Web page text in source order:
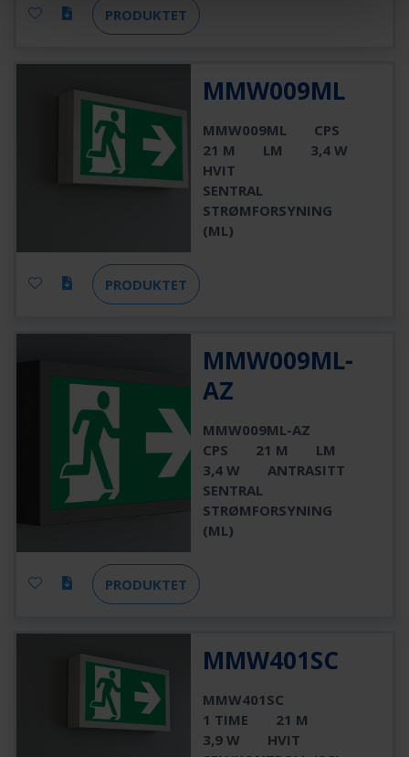
PRODUKTET
MMW009ML
MMW009ML
CPS
21 M
LM
3,4 W
HVIT
SENTRAL
STRØMFORSYNING
(ML)
PRODUKTET
MMW009ML-
AZ
MMW009ML-AZ
CPS
21 M
LM
3,4 W
ANTRASITT
SENTRAL
STRØMFORSYNING
(ML)
PRODUKTET
MMW401SC
MMW401SC
1 TIME
21 M
3,9 W
HVIT